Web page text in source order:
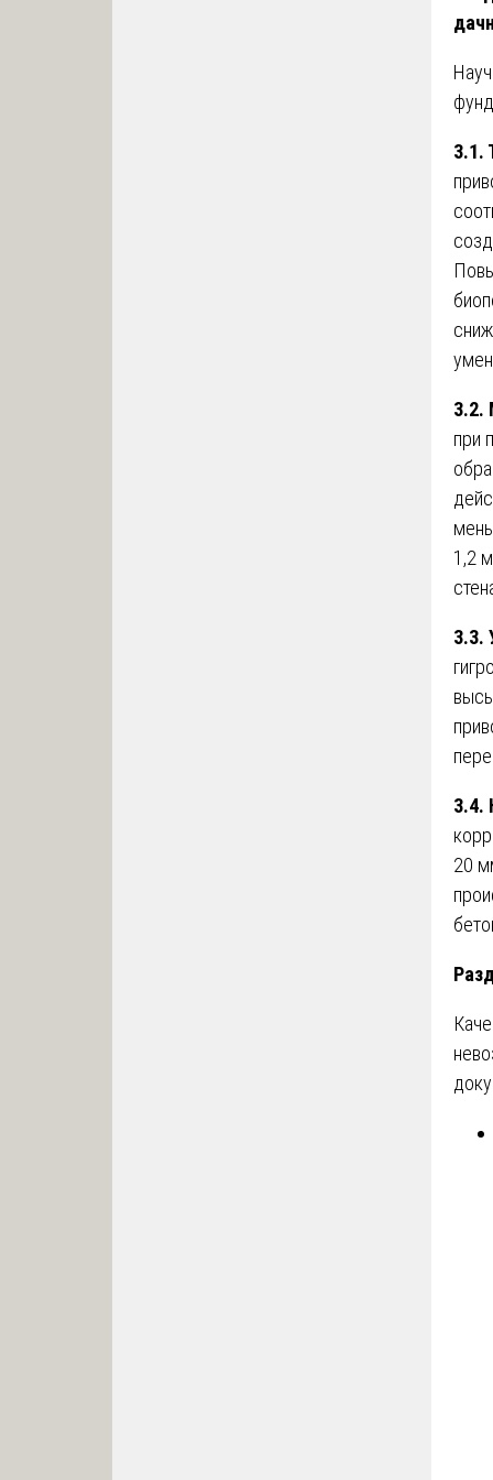
3.1.
3.2.
при
1,2
3.3.
3.4.
20